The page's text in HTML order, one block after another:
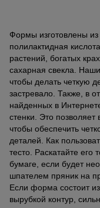
Формы изготовлены из
полилактидная
растений, богатых
сахарная свекла.
чтобы делать четкую
застревало. Также, в
найденных в
стенки. Это позволяет
чтобы обеспечить
деталей. Как
тесто. Раскатайте
бумаге, если будет
шпателем пряник на
Если форма состоит
вырубкой контур,